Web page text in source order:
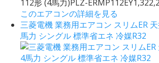
112形 (4馬力)PLZ-ERMP112EY
このエアコンの詳細を見る
三菱電機 業務用エアコン スリムER
馬力 シングル 標準省エネ 冷媒R32